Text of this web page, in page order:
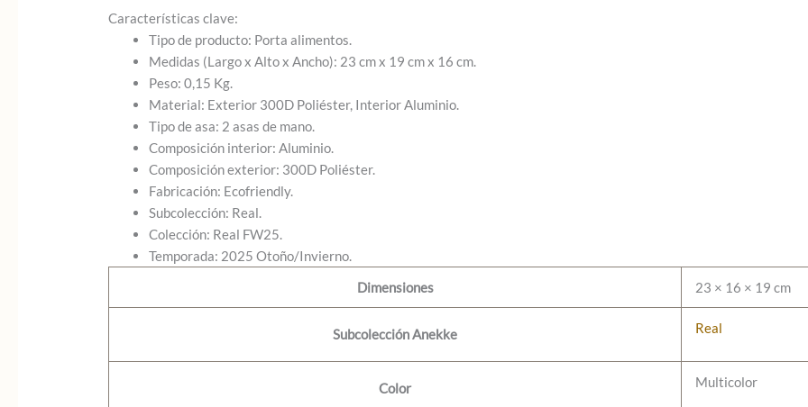
Características clave:
Tipo de producto: Porta alimentos.
Medidas (Largo x Alto x Ancho): 23 cm x 19 cm x 16 cm.
Peso: 0,15 Kg.
Material: Exterior 300D Poliéster, Interior Aluminio.
Tipo de asa: 2 asas de mano.
Composición interior: Aluminio.
Composición exterior: 300D Poliéster.
Fabricación: Ecofriendly.
Subcolección: Real.
Colección: Real FW25.
Temporada: 2025 Otoño/Invierno.
Dimensiones
23 × 16 × 19 cm
Subcolección Anekke Real
Color Multicolor